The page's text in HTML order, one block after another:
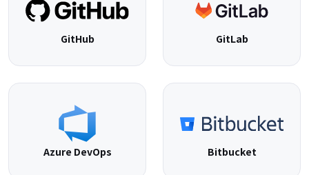
GitHub GitLab
Azure DevOps Bitbucket